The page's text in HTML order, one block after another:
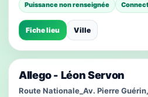
Puissance non renseignée
Fiche lieu Ville
Allego - Léon Servon
Route Nationale_Av. Pierre